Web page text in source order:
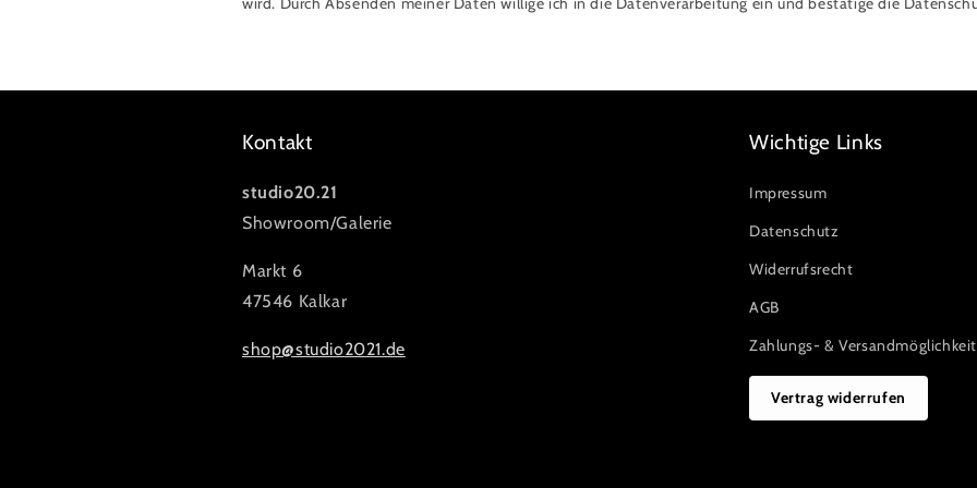
Kontakt
studio20.21
Showroom/Galerie
Markt 6
47546 Kalkar
shop@studio2021.de
Wichtige Links
Impressum
Datenschutz
Widerrufsrecht
AGB
Zahlungs- &
Vertrag widerrufen